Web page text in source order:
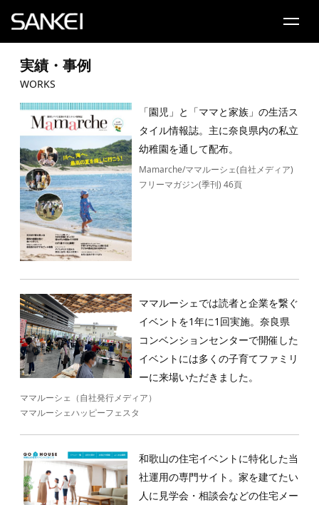
事業内容
実績・事例
Works
企業情報
Company
採用
Recruit
FAQ
お問合わせ
Contact
実績・事例
WORKS
「園児」と「ママと家族」の生活ス
タイル情報誌。主に奈良県内の私立
幼稚園を通して配布。
Mamarche/ママルーシェ(自社メディア)
フリーマガジン(季刊) 46頁
ママルーシェでは読者と企業を繋ぐ
イベントを1年に1回実施。奈良県
コンベンションセンターで開催した
イベントには多くの子育てファミリ
ーに来場いただきました。
ママルーシェ（自社発行メディア）
ママルーシェハッピーフェスタ
和歌山の住宅イベントに特化した当
社運用の専門サイト。家を建てたい
人に見学会・相談会などの住宅メー